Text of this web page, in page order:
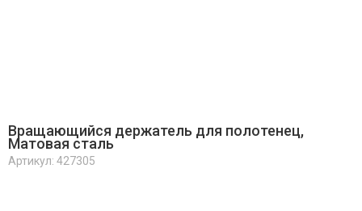
Вращающийся держатель для полотенец,
Матовая сталь
Артикул: 427305